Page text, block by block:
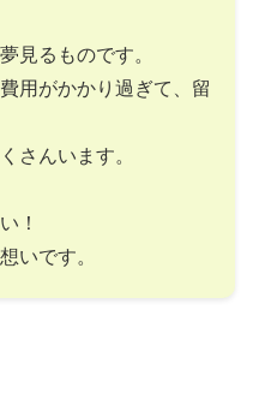
見るものです。
用がかかり過ぎて、留
さんいます。
！
いです。